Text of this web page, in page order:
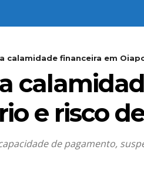
calamidade financeira em
e risco
de pagamento,